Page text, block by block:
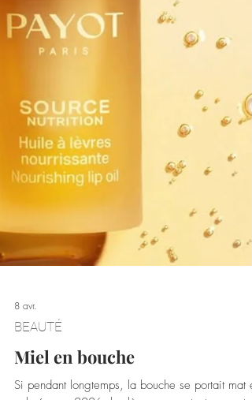
8 avr.
BEAUTÉ
Miel en bouche